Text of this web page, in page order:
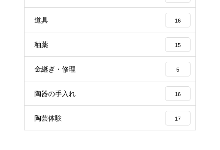
道具 16
釉薬 15
金継ぎ・修理 5
陶器の手入れ 16
陶芸体験 17